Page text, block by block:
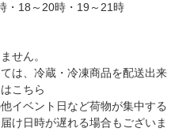
・18～20時・19～21時
せん。
は、冷蔵・冷凍商品を配送出来
こちら
イベント日など荷物が集中する
け日時が遅れる場合もございま